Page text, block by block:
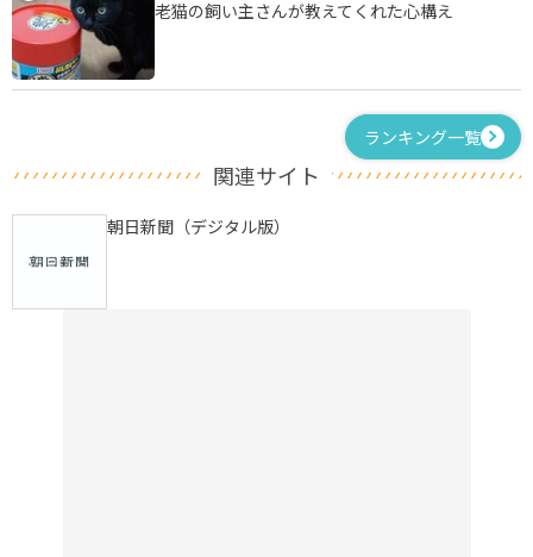
老猫の飼い主さんが教えてくれた心構え
ランキング一覧
関連サイト
朝日新聞（デジタル版）